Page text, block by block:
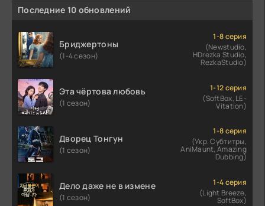
Последние 10 обновлений
Бриджертоны
(1-4 сезон)
1-8 серия
(Newstudio,
HDrezka Studio,
RezkaStudio)
Эта чёртова любовь
(1 сезон)
1-12 серия
(SoftBox, LE-
Vitation)
Дворец Тонгун
(1 сезон)
1-8 серия
(Укр. Субтитры,
AniMaunt, Amazing
Dubbing)
Дело даже не в измене
(1 сезон)
1-4 серия
(Light Breeze,
SoftBox)